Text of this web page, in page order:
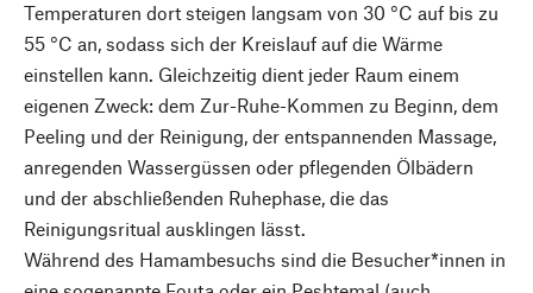
Temperaturen dort steigen langsam von 30 °C auf bis zu
55 °C an, sodass sich der Kreislauf auf die Wärme
einstellen kann. Gleichzeitig dient jeder Raum einem
eigenen Zweck: dem Zur-Ruhe-Kommen zu Beginn, dem
Peeling und der Reinigung, der entspannenden Massage,
anregenden Wassergüssen oder pflegenden Ölbädern
und der abschließenden Ruhephase, die das
Reinigungsritual ausklingen lässt.
Während des Hamambesuchs sind die Besucher*innen in